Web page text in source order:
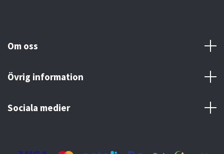
Om oss
Övrig information
Sociala medier